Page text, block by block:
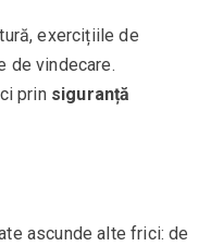
exercițiile de
de vindecare.
prin siguranță
ascunde alte frici: de